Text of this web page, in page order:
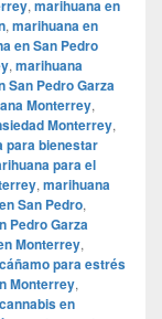
, marihuana en
, marihuana en
en San Pedro
, marihuana
San Pedro Garza
Monterrey,
Monterrey,
para bienestar
para el
, marihuana
San Pedro,
Pedro Garza
Monterrey,
para estrés
Monterrey,
en